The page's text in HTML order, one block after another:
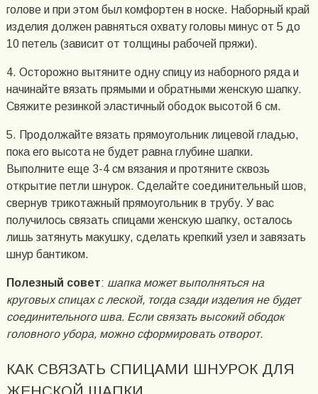
голове и при этом был комфортен в носке. Наборный край
изделия должен равняться охвату головы минус от 5 до
10 петель (зависит от толщины рабочей пряжи).
4. Осторожно вытяните одну спицу из наборного ряда и
начинайте вязать прямыми и обратными женскую шапку.
Свяжите резинкой эластичный ободок высотой 6 см.
5. Продолжайте вязать прямоугольник лицевой гладью,
пока его высота не будет равна глубине шапки.
Выполните еще 3-4 см вязания и протяните сквозь
открытие петли шнурок. Сделайте соединительный шов,
свернув трикотажный прямоугольник в трубу. У вас
получилось связать спицами женскую шапку, осталось
лишь затянуть макушку, сделать крепкий узел и завязать
шнур бантиком.
Полезный совет: шапка может выполняться на
круговых спицах с леской, тогда сзади изделия не будет
соединительного шва. Если связать высокий ободок
головного убора, можно сформировать отворот.
КАК СВЯЗАТЬ СПИЦАМИ ШНУРОК ДЛЯ